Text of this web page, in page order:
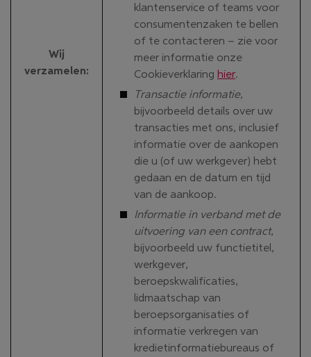
Wij
verzamelen:
klantenservice of teams voor
consumentenzaken te bellen
of te contacteren – zie voor
meer informatie onze
Cookieverklaring hier.
Transactie informatie,
bijvoorbeeld details over uw
transacties met ons, inclusief
informatie over de aankopen
die u (of uw werkgever) hebt
gedaan en de datum en tijd
van de aankoop.
Informatie in verband met de
uitvoering van een contract,
bijvoorbeeld uw functietitel,
werkgever,
beroepskwalificaties,
lidmaatschap van
beroepsorganisaties of
informatie verkregen van
kredietinformatiebureaus of